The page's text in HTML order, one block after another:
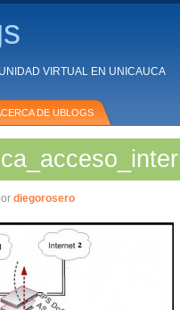
VIRTUAL EN UNICAUCA
DE UBLOGS
diegorosero